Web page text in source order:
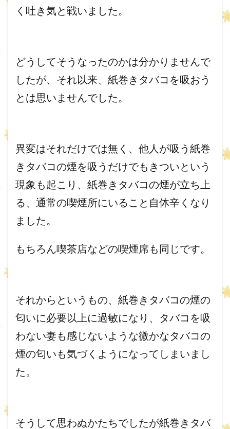
く吐き気と戦いました。
どうしてそうなったのかは分かりませんで
したが、それ以来、 紙巻きタバコを吸おう
とは思いませんでした。
異変はそれだけでは無く、 他人が吸う紙巻
きタバコの煙を吸うだけでもきついという
現象も起こり、紙巻きタバコの煙が立ち上
る、 通常の喫煙所にいること自体辛くなり
ました。
もちろん喫茶店などの喫煙席も同じです。
それからというもの、 紙巻きタバコの煙の
匂いに必要以上に過敏になり、 タバコを吸
わない妻も感じないような微かなタバコの
煙の匂いも気づくようになってしまいまし
た。
そうして思わぬかたちでしたが紙巻きタバ